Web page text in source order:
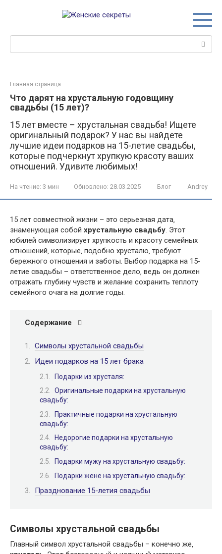
Главная страница
Что дарят на хрустальную годовщину
свадьбы (15 лет)?
15 лет вместе – хрустальная свадьба! Ищете
оригинальный подарок? У нас вы найдете
лучшие идеи подарков на 15-летие свадьбы,
которые подчеркнут хрупкую красоту ваших
отношений. Удивите любимых!
На чтение: 3 мин Обновлено: 28.03.2025 Блог Andrey
15 лет совместной жизни – это серьезная дата‚
знаменующая собой хрустальную свадьбу. Этот
юбилей символизирует хрупкость и красоту семейных
отношений‚ которые‚ подобно хрусталю‚ требуют
бережного отношения и заботы. Выбор подарка на 15-
летие свадьбы – ответственное дело‚ ведь он должен
отражать глубину чувств и желание сохранить теплоту
семейного очага на долгие годы.
Содержание
Символы хрустальной свадьбы
Идеи подарков на 15 лет брака
Подарки из хрусталя:
Оригинальные подарки на хрустальную
свадьбу:
Практичные подарки на хрустальную
свадьбу:
Недорогие подарки на хрустальную
свадьбу:
Подарки мужу на хрустальную свадьбу:
Подарки жене на хрустальную свадьбу:
Празднование 15-летия свадьбы
Символы хрустальной свадьбы
Главный символ хрустальной свадьбы – конечно же‚